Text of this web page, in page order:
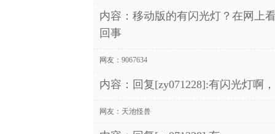
内容：移动版的有闪光灯？在网上
回事
网友： 9067634
内容：回复[zy071228]:有闪光灯啊
网友： 天池怪兽